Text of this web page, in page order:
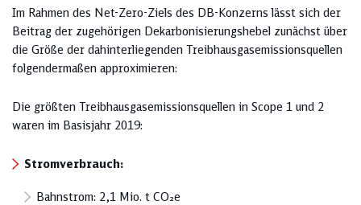
Im Rahmen des Net-Zero-Ziels des DB-Konzerns lässt sich der
Beitrag der zugehörigen Dekarbonisierungshebel zunächst über
die Größe der dahinterliegenden Treibhausgasemissionsquellen
folgendermaßen approximieren:
Die größten Treibhausgasemissionsquellen in Scope 1 und 2
waren im Basisjahr 2019:
Stromverbrauch:
Bahnstrom: 2,1 Mio. t CO₂e